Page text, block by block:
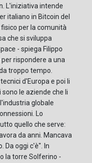
L'iniziativa intende
italiano in Bitcoin del
per la comunità
che si sviluppa
- spiega Filippo
per rispondere a una
troppo tempo.
d'Europa e poi li
le aziende che li
globale
Lo
quello che serve:
da anni. Mancava
Da oggi c'è". In
la torre Solferino -